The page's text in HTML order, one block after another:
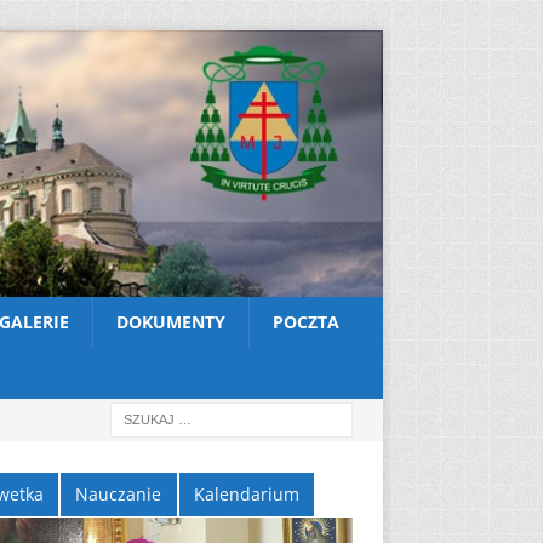
GALERIE DOKUMENTY POCZTA
Nauczanie Kalendarium